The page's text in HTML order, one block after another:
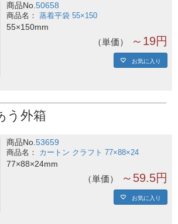
商品No.50658
蒸着平袋 55×150
55×150mm
単価 ～19円
お気に入り
う外箱
商品No.53659
カートン クラフト 77×88×24
77×88×24mm
単価 ～59.5円
お気に入り